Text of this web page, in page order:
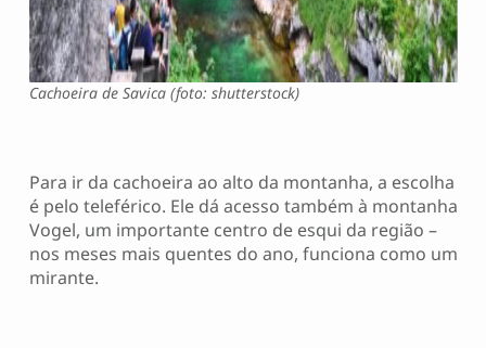
Cachoeira de Savica (foto: shutterstock)
Para ir da cachoeira ao alto da montanha, a escolha
é pelo teleférico. Ele dá acesso também à montanha
Vogel, um importante centro de esqui da região –
nos meses mais quentes do ano, funciona como um
mirante.